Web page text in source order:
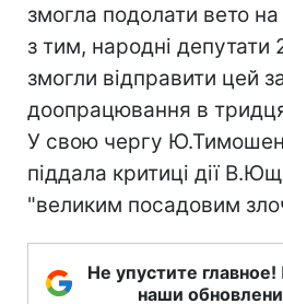
змогла подолати вето
з тим, народні депутати
змогли відправити цей
доопрацювання в
У свою чергу
піддала критиці дії
"великим посадовим
Не упустите
наши